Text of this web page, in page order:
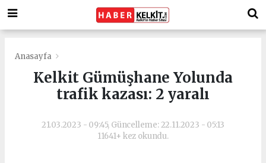
Anasayfa
Kelkit Gümüşhane Yolunda
trafik kazası: 2 yaralı
21.03.2023 - 09:45, Güncelleme: 22.11.2023 - 05:13
11641+ kez okundu.